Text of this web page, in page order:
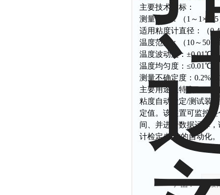
主要技术指标：
测量范围：（1～1×105
适用粘度计直径：（
温度范围：（10～50
温度波动度：±0.01℃
温度均匀度：≤0.01℃
测量不确定度：0.2%～
主要用途及特点：
粘度自动检定/测试装
定值。该装置可监控
间、并进行数据运算
计检定/校准的自动化。
产品：